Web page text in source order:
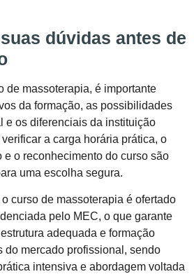
dúvidas antes de
de massoterapia, é importante
da formação, as possibilidades
e os diferenciais da instituição
a carga horária prática, o
e o reconhecimento do curso são
uma escolha segura.
curso de massoterapia é ofertado
pelo MEC, o que garante
adequada e formação
do mercado profissional, sendo
intensiva e abordagem voltada